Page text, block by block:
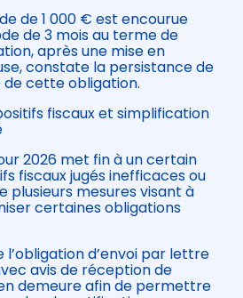
de 1 000 € est encourue
de 3 mois au terme de
après une mise en
constate la persistance de
cette obligation.
fiscaux et simplification
2026 met fin à un certain
fiscaux jugés inefficaces ou
plusieurs mesures visant à
certaines obligations
l’obligation d’envoi par lettre
avis de réception de
demeure afin de permettre